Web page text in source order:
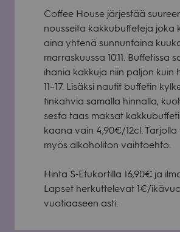
Cof­fee House jär­jes­tää
nous­seita kak­ku­buf­fe­teja joka
aina yhtenä sun­nun­taina
mar­ras­kuussa 10.11. Buf­fe­tissa
iha­nia kak­kuja niin pal­jon kuin
11–17. Lisäksi nau­tit buf­fe­tin
tin­kah­via samalla hin­nalla,
sesta taas mak­sat
kaana vain 4,90€/12cl. Tar­jolla
myös alko­ho­li­ton vaih­toehto.
Hinta S‑Etukortilla 16,90€ ja
Lap­set her­kut­te­le­vat 1€/
vuo­ti­aa­seen asti.